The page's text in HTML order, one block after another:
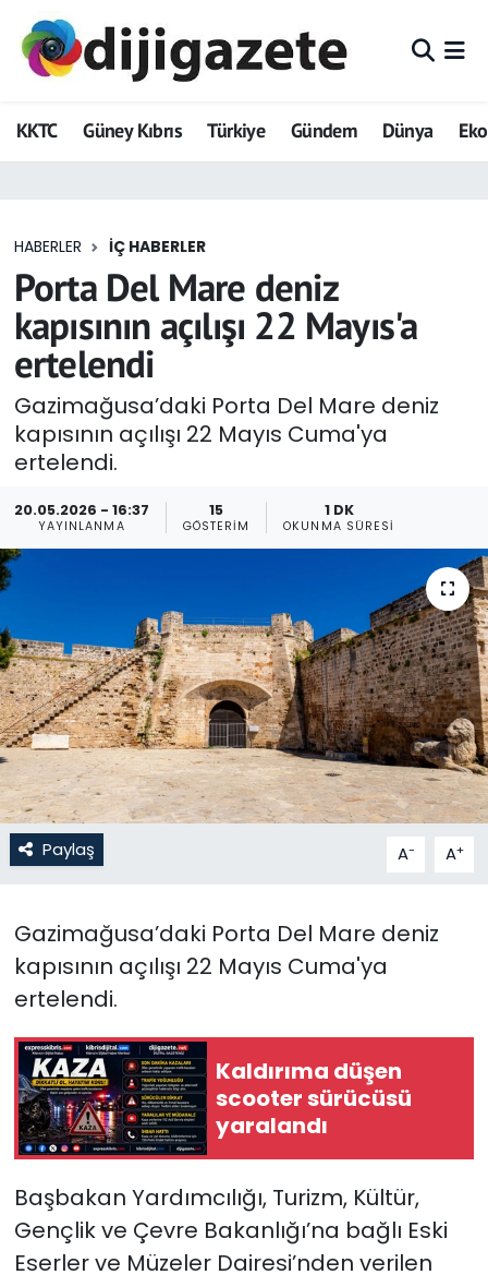
KKTC Güney Kıbrıs Türkiye Gündem Dünya
HABERLER İÇ HABERLER
Porta Del Mare deniz
kapısının açılışı 22 Mayıs'a
ertelendi
Gazimağusa’daki Porta Del Mare deniz
kapısının açılışı 22 Mayıs Cuma'ya
ertelendi.
20.05.2026 - 16:37
YAYINLANMA
15
GÖSTERIM
1 DK
OKUNMA SÜRESI
Paylaş A- A+
Gazimağusa’daki Porta Del Mare deniz
kapısının açılışı 22 Mayıs Cuma'ya
ertelendi.
Kaldırıma düşen
scooter sürücüsü
yaralandı
Başbakan Yardımcılığı, Turizm, Kültür,
Gençlik ve Çevre Bakanlığı’na bağlı Eski
Eserler ve Müzeler Dairesi’nden verilen
ADVERTORIAL
Dijigazete
Eğitim
Ekonomi
Foto Galeri
GEZİ
Güncel
Gündem
KKTC YEREL SEÇİM 2018
Kültür Sanat
Magazin
Moda
Nöbetçi Eczaneler
Politika
Spor
Teknoloji
TÜRKiYE
Video Galeri
Hava Durumu
Trafik Durumu
Tüm Manşetler
Son Dakika Haberleri
Haber Arşivi